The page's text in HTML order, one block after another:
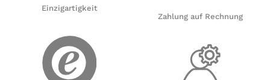
Einzigartigkeit
Zahlung auf Rechnung